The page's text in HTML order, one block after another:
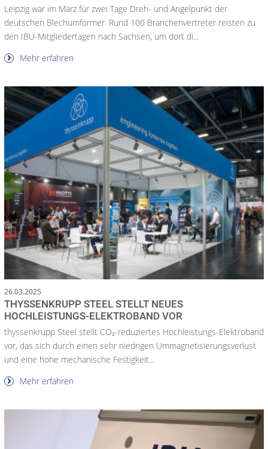
Leipzig war im März für zwei Tage Dreh- und Angelpunkt der
deutschen Blechumformer. Rund 100 Branchenvertreter reisten zu
den IBU-Mitgliedertagen nach Sachsen, um dort di...
Mehr erfahren
26.03.2025
THYSSENKRUPP STEEL STELLT NEUES
HOCHLEISTUNGS-ELEKTROBAND VOR
thyssenkrupp Steel stellt CO₂-reduziertes Hochleistungs-Elektroband
vor, das sich durch einen sehr niedrigen Ummagnetisierungsverlust
und eine hohe mechanische Festigkeit...
Mehr erfahren